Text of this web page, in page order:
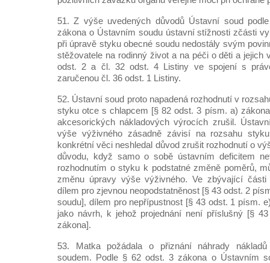
51. Z výše uvedených důvodů Ústavní soud
zákona o Ústavním soudu ústavní stížnosti zčásti
při úpravě styku obecné soudu nedostály svým
stěžovatele na rodinný život a na péči o děti a jejich
odst. 2 a čl. 32 odst. 4 Listiny ve spojení s
zaručenou čl. 36 odst. 1 Listiny.
52. Ústavní soud proto napadená rozhodnutí v
styku otce s chlapcem [§ 82 odst. 3 písm. a)
akcesorických nákladových výrocích zrušil.
výše výživného zásadně závisí na rozsahu
konkrétní věci neshledal důvod zrušit rozhodnutí o
důvodu, když samo o sobě ústavním deficitem
rozhodnutím o styku k podstatné změně poměrů,
změnu úpravy výše výživného. Ve zbývající
dílem pro zjevnou neopodstatněnost [§ 43 odst. 2
soudu], dílem pro nepřípustnost [§ 43 odst. 1 písm.
jako návrh, k jehož projednání není příslušný [§
zákona].
53. Matka požádala o přiznání náhrady
soudem. Podle § 62 odst. 3 zákona o Ústavním